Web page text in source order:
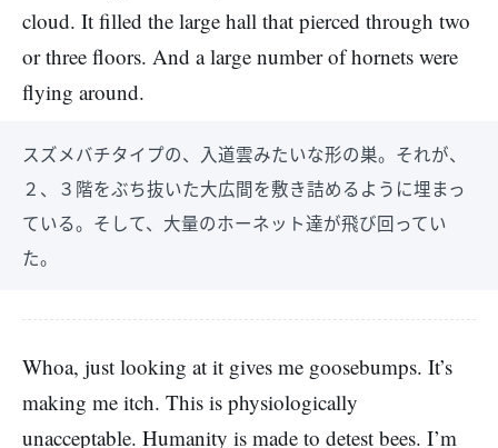
cloud. It filled the large hall that pierced through two
or three floors. And a large number of hornets were
flying around.
スズメバチタイプの、入道雲みたいな形の巣。それが、
２、３階をぶち抜いた大広間を敷き詰めるように埋まっ
ている。そして、大量のホーネット達が飛び回ってい
た。
Whoa, just looking at it gives me goosebumps. It’s
making me itch. This is physiologically
unacceptable. Humanity is made to detest bees. I’m